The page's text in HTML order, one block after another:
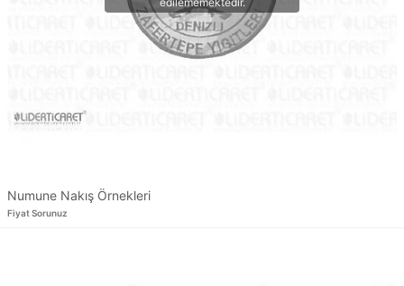
Numune Nakış Örnekleri
Fiyat Sorunuz